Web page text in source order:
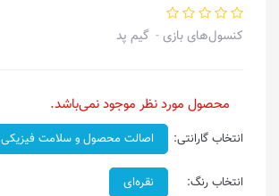
کنسول‌های بازی گیم پد
محصول مورد نظر موجود نمی‌باشد.
انتخاب گارانتی: اصالت محصول و سلامت فیزیکی
انتخاب رنگ: نقره‌ای